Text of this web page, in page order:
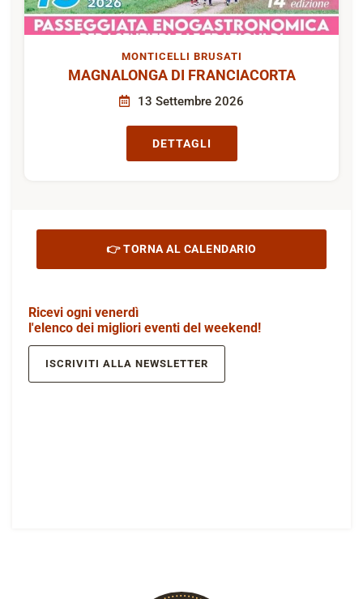
MONTICELLI BRUSATI
MAGNALONGA DI FRANCIACORTA
13 Settembre 2026
DETTAGLI
👉 TORNA AL CALENDARIO
Ricevi ogni venerdì
l'elenco dei migliori eventi del weekend!
ISCRIVITI ALLA NEWSLETTER